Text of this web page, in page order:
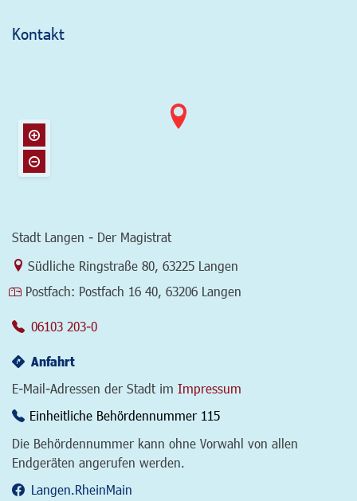
Kontakt
Stadt Langen - Der Magistrat
Link zur Google-Maps Navigation
Südliche Ringstraße 80 63225 Langen
Postfach: Postfach 16 40, 63206 Langen
06103 203-0
Anfahrt
E-Mail-Adressen der Stadt im Impressum
Einheitliche Behördennummer 115
Die Behördennummer kann ohne Vorwahl von allen
Endgeräten angerufen werden.
Langen.RheinMain